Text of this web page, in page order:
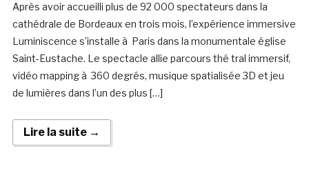
Après avoir accueilli plus de 92 000 spectateurs dans la
cathédrale de Bordeaux en trois mois, l’expérience immersive
Luminiscence s’installe à Paris dans la monumentale église
Saint-Eustache. Le spectacle allie parcours thé tral immersif,
vidéo mapping à 360 degrés, musique spatialisée 3D et jeu
de lumières dans l’un des plus […]
Lire la suite →